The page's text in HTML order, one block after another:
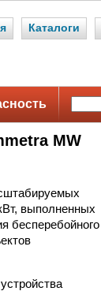
Каталоги
MW
выполненных
бесперебойного